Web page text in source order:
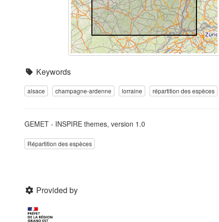
Keywords
alsace champagne-ardenne lorraine répartition des espèces
GEMET - INSPIRE themes, version 1.0
Répartition des espèces
Provided by